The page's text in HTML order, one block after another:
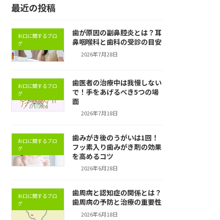
最近の投稿
お口に関するブロ
グ
歯が原因の副鼻腔炎とは？耳
鼻咽喉科と歯科の受診の目安
2026年7月28日
お口に関するブロ
グ
歯医者の治療中は我慢しない
で！手をあげるべき5つの場
面
2026年7月18日
お口に関するブロ
グ
歯みがき後のうがいは1回！
フッ素入り歯みがき剤の効果
を高めるコツ
2026年6月28日
お口に関するブロ
グ
歯周病と認知症の関係とは？
歯周病の予防と治療の重要性
2026年6月18日